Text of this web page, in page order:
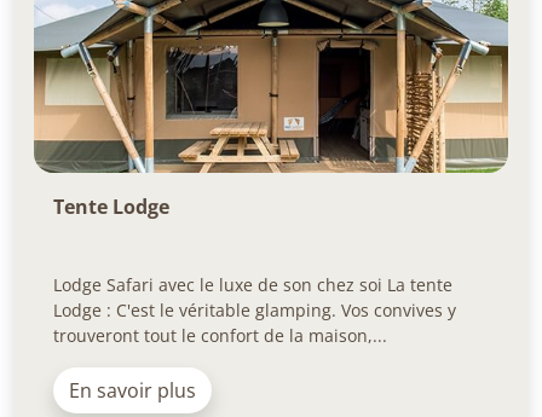
Tente Lodge
Lodge Safari avec le luxe de son chez soi La tente
Lodge : C'est le véritable glamping. Vos convives y
trouveront tout le confort de la maison,...
En savoir plus